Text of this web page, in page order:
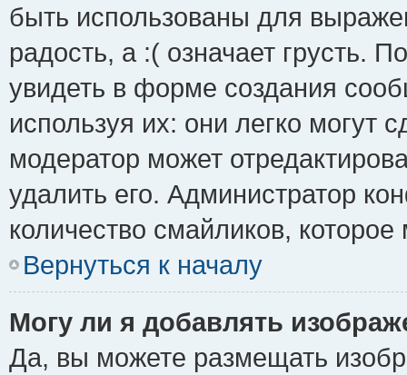
быть использованы для
радость, а :( означает грусть.
увидеть в форме создания
используя их: они легко могут
модератор может
удалить его. Администратор
количество смайликов,
Вернуться к началу
Могу ли я добавлять
Да, вы можете размещать